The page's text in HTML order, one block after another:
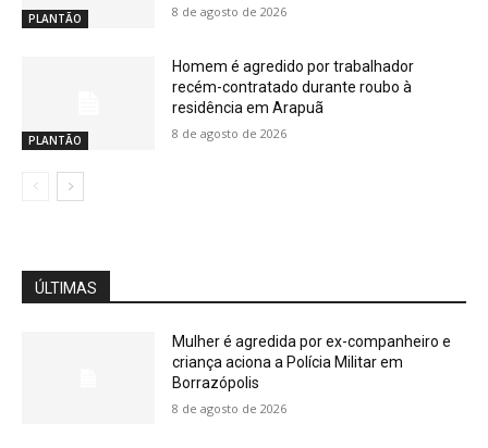
PLANTÃO 8 de agosto de 2026
PLANTÃO
Homem é agredido por trabalhador
recém-contratado durante roubo à
residência em Arapuã
8 de agosto de 2026
ÚLTIMAS
Mulher é agredida por ex-companheiro e
criança aciona a Polícia Militar em
Borrazópolis
8 de agosto de 2026